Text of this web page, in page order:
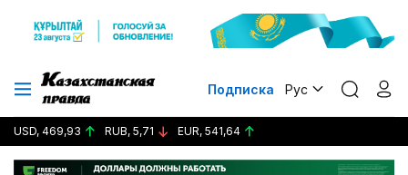
Подписка Рус
USD, 469,93 RUB, 5,71 EUR, 541,64